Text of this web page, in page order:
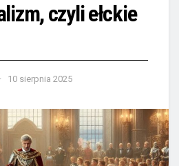
czyli ełckie
10 sierpnia 2025